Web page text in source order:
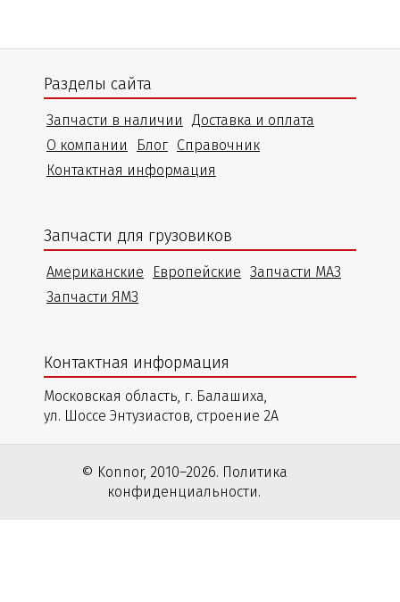
Разделы сайта
Запчасти в наличии
Доставка и оплата
О компании
Блог Справочник
Контактная информация
Запчасти для грузовиков
Американские Европейские Запчасти МАЗ
Запчасти ЯМЗ
Контактная информация
Московская область, г. Балашиха,
ул. Шоссе Энтузиастов, строение 2А
© Konnor, 2010–2026. Политика
конфиденциальности.